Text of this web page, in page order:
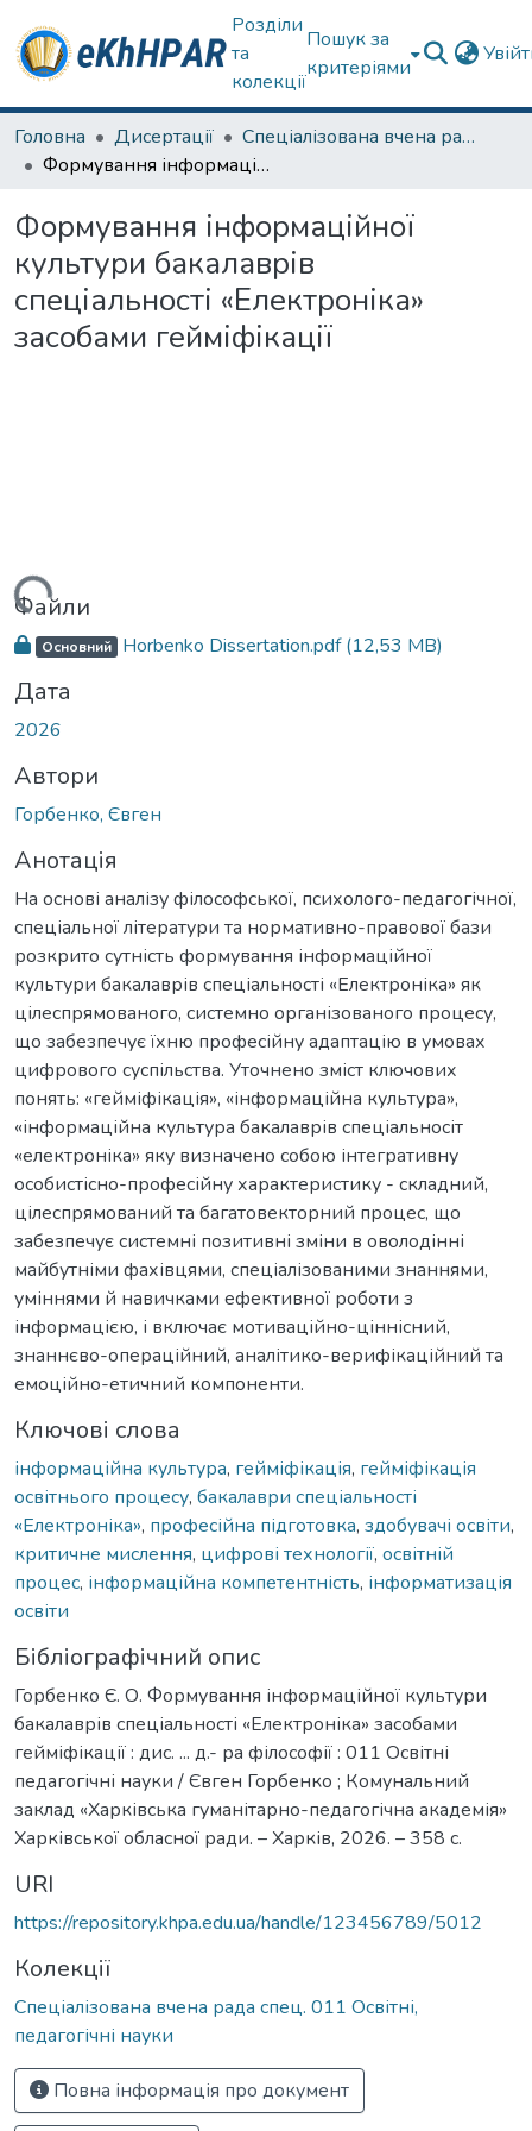
Розділи
та
колекції
Пошук за
критеріями
Головна Дисертації
Спеціалізована вчена рада спец. 011 Освітні, педагогічні науки
Формування інформаційної культури бакалаврів спеціальності «Електроніка» засобами гейміфікації
Формування інформаційної
культури бакалаврів
спеціальності «Електроніка»
засобами гейміфікації
Файли
Основний Horbenko Dissertation.pdf(12,53 MB)
Дата
2026
Автори
Горбенко, Євген
Анотація
На основі аналізу філософської, психолого-педагогічної,
спеціальної літератури та нормативно-правової бази
розкрито сутність формування інформаційної
культури бакалаврів спеціальності «Електроніка» як
цілеспрямованого, системно організованого процесу,
що забезпечує їхню професійну адаптацію в умовах
цифрового суспільства. Уточнено зміст ключових
понять: «гейміфікація», «інформаційна культура»,
«інформаційна культура бакалаврів спеціальносіт
«електроніка» яку визначено собою інтегративну
особистісно-професійну характеристику - складний,
цілеспрямований та багатовекторний процес, що
забезпечує системні позитивні зміни в оволодінні
майбутніми фахівцями, спеціалізованими знаннями,
уміннями й навичками ефективної роботи з
інформацією, і включає мотиваційно-ціннісний,
знаннєво-операційний, аналітико-верифікаційний та
емоційно-етичний компоненти.
Ключові слова
інформаційна культура, гейміфікація, гейміфікація
освітнього процесу, бакалаври спеціальності
«Електроніка», професійна підготовка, здобувачі освіти,
критичне мислення, цифрові технології, освітній
процес, інформаційна компетентність, інформатизація
освіти
Бібліографічний опис
Горбенко Є. О. Формування інформаційної культури
бакалаврів спеціальності «Електроніка» засобами
гейміфікації : дис. ... д.- ра філософії : 011 Освітні
педагогічні науки / Євген Горбенко ; Комунальний
заклад «Харківська гуманітарно-педагогічна академія»
Харківської обласної ради. – Харків, 2026. – 358 с.
URI
https://repository.khpa.edu.ua/handle/123456789/5012
Колекції
Спеціалізована вчена рада спец. 011 Освітні,
педагогічні науки
Повна інформація про документ